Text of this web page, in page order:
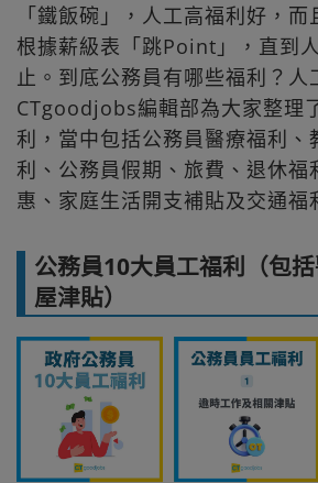
「鐵飯碗」，人工高福利好，
根據薪級表「跳Point」，直到
止。到底公務員有哪些福利？人
CTgoodjobs編輯部為大家整理
利，當中包括公務員醫療福利、
利、公務員假期、旅費、退休福
惠、家庭生活開支補貼及交通福
公務員10大員工福利（包
屋津貼）